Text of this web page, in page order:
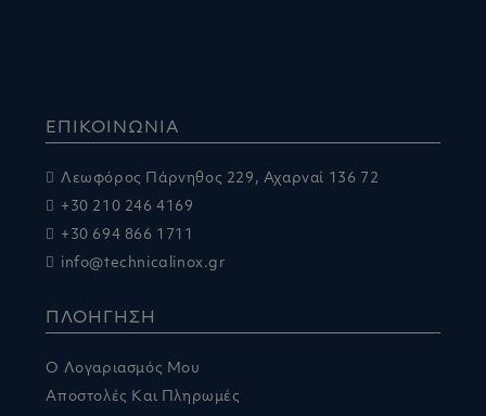
ΕΠΙΚΟΙΝΩΝΙΑ
Λεωφόρος Πάρνηθος 229, Αχαρναί 136 72
+30 210 246 4169
+30 694 866 1711
info@technicalinox.gr
ΠΛΟΗΓΗΣΗ
Ο Λογαριασμός Μου
Αποστολές Και Πληρωμές